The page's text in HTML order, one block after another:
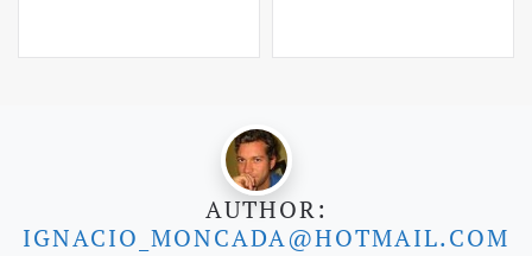
AUTHOR:
IGNACIO_MONCADA@HOTMAIL.COM